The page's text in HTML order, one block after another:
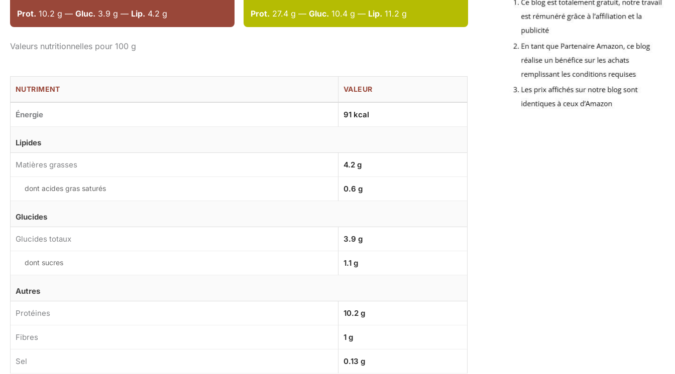
Prot. 10.2 g — Gluc. 3.9 g — Lip. 4.2 g Prot. 27.4 g —Gluc. 10.4 g — Lip. 11.2 g
Valeurs nutritionnelles pour 100 g
NUTRIMENT VALEUR
Énergie 91 kcal
Lipides
Matières grasses 4.2 g
dont acides gras saturés 0.6 g
Glucides
Glucides totaux 3.9 g
dont sucres 1.1 g
Autres
Protéines 10.2 g
Fibres 1 g
Sel 0.13 g